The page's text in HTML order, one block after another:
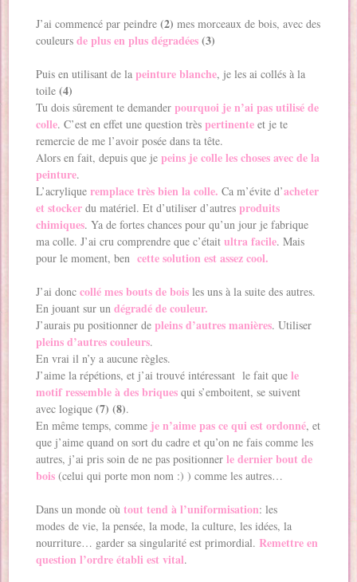
J’ai commencé par peindre(2) mes morceaux de bois, avec des
couleursde plus en plus dégradées (3)
Puis en utilisant de lapeinture blanche, je les ai collés à la
toile(4)
Tu dois sûrement te demander pourquoi je n’ai pas utilisé de
colle. C’est en effet une question trèspertinente et je te
remercie de me l’avoir posée dans ta tête.
Alors en fait, depuis que jepeins je colle les choses avec de la
peinture.
L’acryliqueremplace très bien la colle. Ca m’évite d’acheter
et stocker du matériel. Et d’utiliser d’autresproduits
chimiques. Ya de fortes chances pour qu’un jour je fabrique
ma colle. J’ai cru comprendre que c’étaitultra facile. Mais
pour le moment, bencette solution est assez cool.
J’ai donccollé mes bouts de bois les uns à la suite des autres.
En jouant sur undégradé de couleur.
J’aurais pu positionner depleins d’autres manières. Utiliser
pleins d’autres couleurs.
En vrai il n’y a aucune règles.
J’aime la répétions, et j’ai trouvé intéressant le fait que le
motif ressemble à des briques qui s’emboitent, se suivent
avec logique(7) (8).
En même temps, comme je n’aime pas ce qui est ordonné, et
que j’aime quand on sort du cadre et qu’on ne fais comme les
autres, j’ai pris soin de ne pas positionner le dernier bout de
bois (celui qui porte mon nom :) ) comme les autres…
Dans un monde oùtout tend à l’uniformisation: les
modes de vie, la pensée, la mode, la culture, les idées, la
nourriture… garder sa singularité est primordial.Remettre en
question l’ordre établi est vital.